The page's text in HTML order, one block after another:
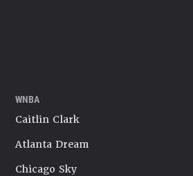
WNBA
Caitlin Clark
Atlanta Dream
Chicago Sky